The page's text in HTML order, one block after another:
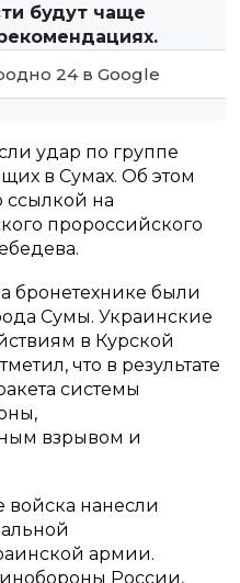
будут чаще
24 в Google
удар по группе
в Сумах. Об этом
ссылкой на
пророссийского
бронетехнике были
Сумы. Украинские
в Курской
что в результате
системы
взрывом и
войска нанесли
армии.
России,